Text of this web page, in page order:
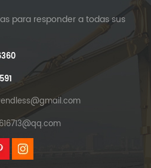
para responder a todas sus